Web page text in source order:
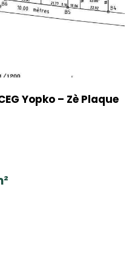
Yopko – Zè Plaque